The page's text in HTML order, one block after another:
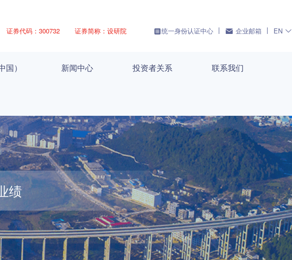
统一身份认证中心 企业邮箱 EN
证券简称：设研院
证券代码：300732
国） 新闻中心 投资者关系 联系我们
绩